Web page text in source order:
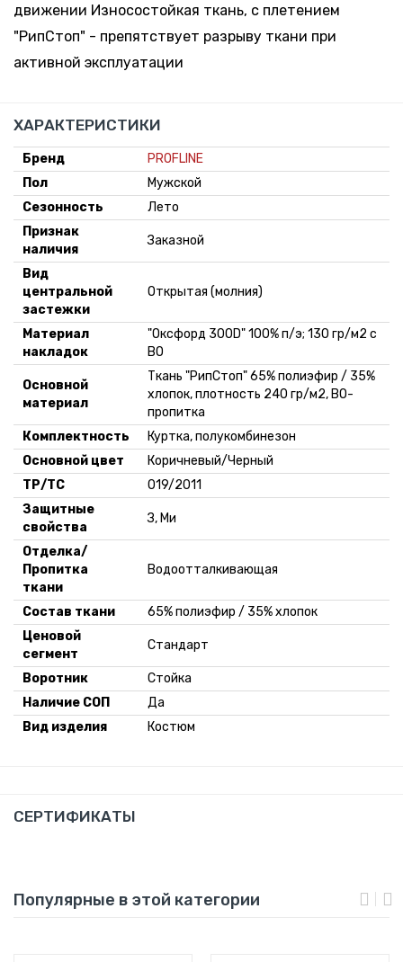
движении Износостойкая ткань, с плетением
"РипСтоп" - препятствует разрыву ткани при
активной эксплуатации
ХАРАКТЕРИСТИКИ
Бренд
PROFLINE
Пол
Мужской
Сезонность
Лето
Признак
наличия
Заказной
Вид
центральной
застежки
Открытая (молния)
Материал
накладок
"Оксфорд 300D" 100% п/э; 130 гр/м2 с
ВО
Основной
материал
Ткань "РипСтоп" 65% полиэфир / 35%
хлопок, плотность 240 гр/м2, ВО-
пропитка
Комплектность
Куртка, полукомбинезон
Основной цвет
Коричневый/Черный
ТР/ТС
019/2011
Защитные
свойства
З, Ми
Отделка/
Пропитка
ткани
Водоотталкивающая
Состав ткани
65% полиэфир / 35% хлопок
Ценовой
сегмент
Стандарт
Воротник
Стойка
Наличие СОП
Да
Вид изделия
Костюм
СЕРТИФИКАТЫ
Популярные в этой категории